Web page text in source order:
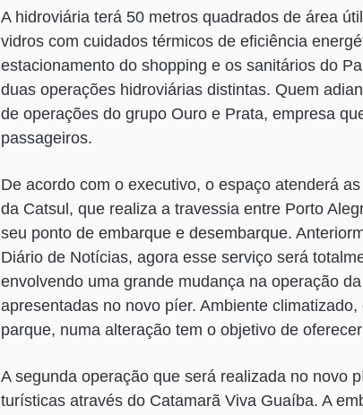
A hidroviária terá 50 metros quadrados de área
vidros com cuidados térmicos de eficiência
estacionamento do shopping e os sanitários do
duas operações hidroviárias distintas. Quem
de operações do grupo Ouro e Prata, empresa
passageiros.
De acordo com o executivo, o espaço atenderá
da Catsul, que realiza a travessia entre Porto
seu ponto de embarque e desembarque.
Diário de Notícias, agora esse serviço será
envolvendo uma grande mudança na operação
apresentadas no novo píer. Ambiente
parque, numa alteração tem o objetivo de
A segunda operação que será realizada no novo
turísticas através do Catamarã Viva Guaíba. A